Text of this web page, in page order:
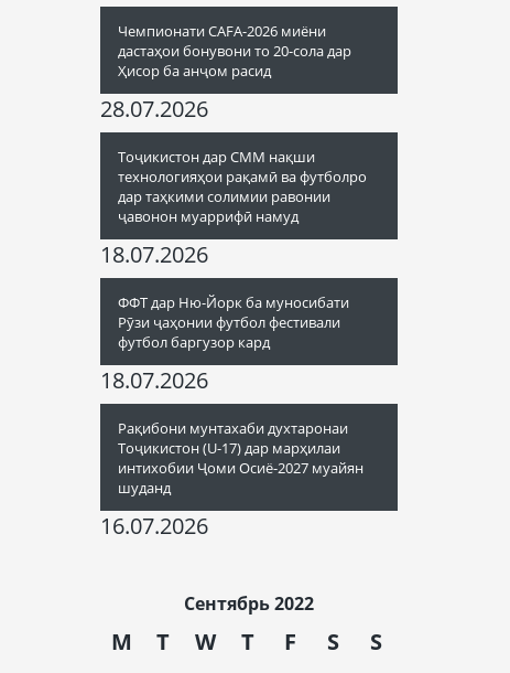
Чемпионати CAFA-2026 миёни
дастаҳои бонувони то 20-сола дар
Ҳисор ба анҷом расид
28.07.2026
Тоҷикистон дар СММ нақши
технологияҳои рақамӣ ва футболро
дар таҳкими солимии равонии
ҷавонон муаррифӣ намуд
18.07.2026
ФФТ дар Ню-Йорк ба муносибати
Рӯзи ҷаҳонии футбол фестивали
футбол баргузор кард
18.07.2026
Рақибони мунтахаби духтаронаи
Тоҷикистон (U-17) дар марҳилаи
интихобии Ҷоми Осиё-2027 муайян
шуданд
16.07.2026
Сентябрь 2022
M T W T F S
S